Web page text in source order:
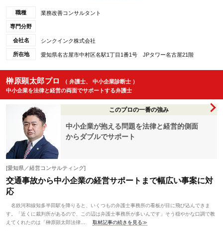
職種 業務改善コンサルタント
専門分野
会社名 シンクインク株式会社
所在地 愛知県名古屋市中村区名駅1丁目1番1号 JPタワー名古屋21階
榊原顕太郎プロ
（ 弁護士、 中小企業診断士 ）
中小企業を法律と経営の両面でサポートする弁護士
このプロの一番の強み
中小企業が抱える問題を法律と経営的側面
からダブルでサポート
[愛知県／経営コンサルティング]
交通事故から中小企業の経営サポートまで幅広い事案に対
応
名鉄河和線知多半田駅を降りると、いくつもの弁護士事務所の看板が目に飛び込んできま
す。「近くに裁判所があるので、この辺は弁護士事務所が多いんです」そう穏やかな口調で教
えてくれたのは「榊原顕太郎法律...
取材記事の続きを見る≫